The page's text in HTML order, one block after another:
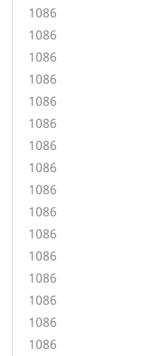
1086
1086
1086
1086
1086
1086
1086
1086
1086
1086
1086
1086
1086
1086
1086
1086